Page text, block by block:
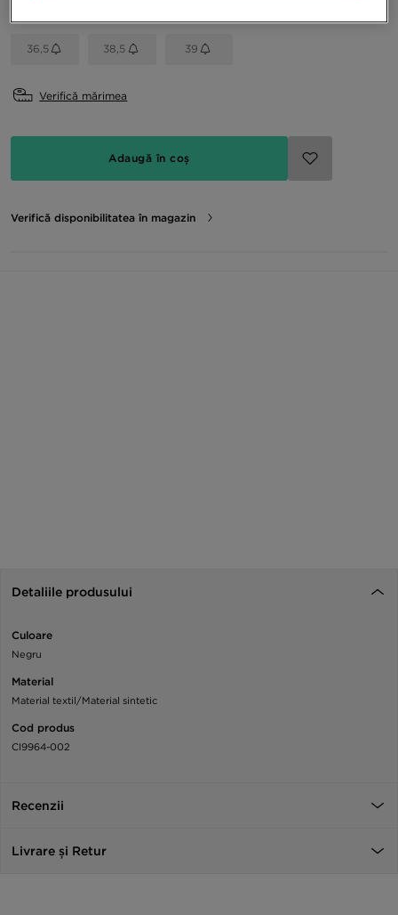
36,5 38,5 39
Verifică mărimea
Adaugă în coș
Verifică disponibilitatea în magazin
Detaliile produsului
Culoare
Negru
Material
Material textil/Material sintetic
Cod produs
CI9964-002
Recenzii
Livrare și Retur